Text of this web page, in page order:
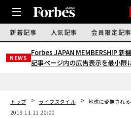
新着記事 人気記事 会員限定記事
NEWS
Forbes JAPAN MEMBERSHIP 新機
記事ページ内の広告表示を最小限
トップ ライフスタイル
地球に愛撫され
2019.11.11 20:00